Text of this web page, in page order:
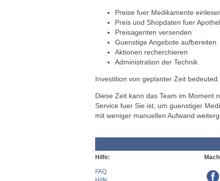
Preise fuer Medikamente
Preis und Shopdaten fuer
Preisagenten versenden
Guenstige Angebote aufbereiten
Aktionen recherchieren
Administration der Technik
Investition von geplanter Zeit bedeuted.
Diese Zeit kann das Team im Moment
Service fuer Sie ist, um guenstiger
mit weniger manuellen Aufwand
Hilfe:
FAQ